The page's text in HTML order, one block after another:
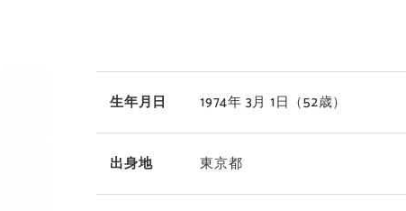
生年月日 1974年 3月 1日 （52歳）
出身地 東京都